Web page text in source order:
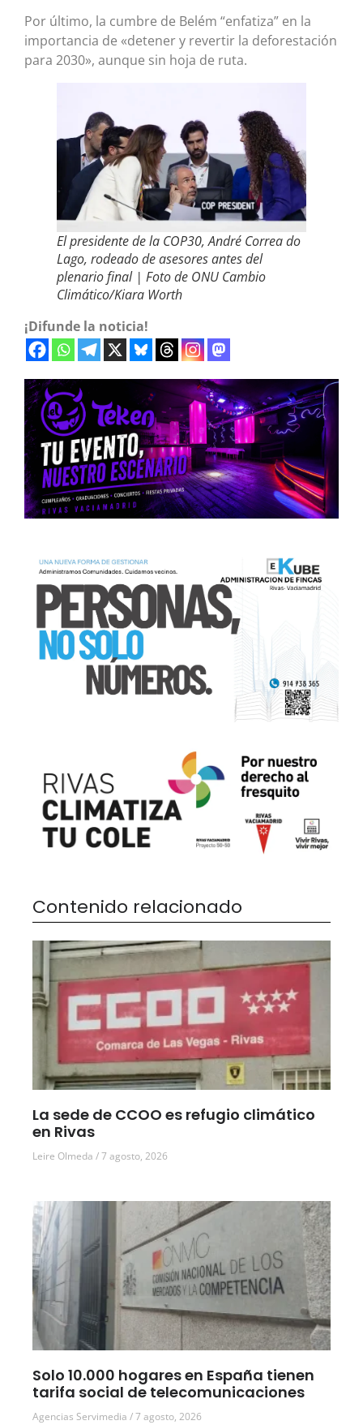
Por último, la cumbre de Belém “enfatiza” en la
importancia de «detener y revertir la deforestación
para 2030», aunque sin hoja de ruta.
El presidente de la COP30, André Correa do
Lago, rodeado de asesores antes del
plenario final | Foto de ONU Cambio
Climático/Kiara Worth
¡Difunde la noticia!
Contenido relacionado
La sede de CCOO es refugio climático
en Rivas
Leire Olmeda 7 agosto, 2026
Solo 10.000 hogares en España tienen
tarifa social de telecomunicaciones
Agencias Servimedia 7 agosto, 2026